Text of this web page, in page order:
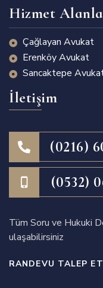
Hizmet
Çağlayan Avukat
Erenköy Avukat
Sancaktepe
İletişim
(0216)
(0532)
Tüm Soru ve Hukuki
ulaşabilirsiniz
RANDEVU TALEP ET